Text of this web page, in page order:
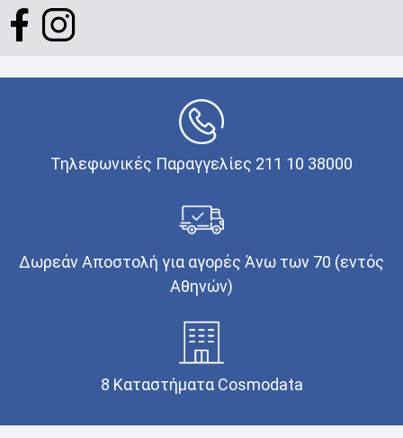
Τηλεφωνικές Παραγγελίες 211 10 38000
Δωρεάν Αποστολή για αγορές Άνω των 70 (εντός
Αθηνών)
8 Καταστήματα Cosmodata